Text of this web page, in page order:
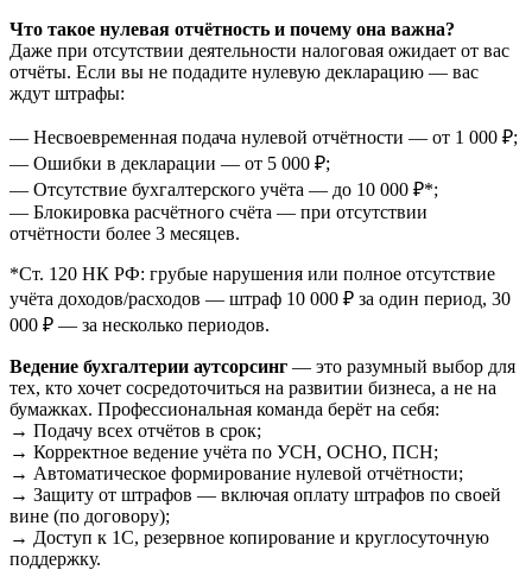
Что такое нулевая отчётность и почему она важна?
Даже при отсутствии деятельности налоговая ожидает от вас
отчёты. Если вы не подадите нулевую декларацию — вас
ждут штрафы:
— Несвоевременная подача нулевой отчётности — от 1 000 ₽;
— Ошибки в декларации — от 5 000 ₽;
— Отсутствие бухгалтерского учёта — до 10 000 ₽*;
— Блокировка расчётного счёта — при отсутствии
отчётности более 3 месяцев.
*Ст. 120 НК РФ: грубые нарушения или полное отсутствие
учёта доходов/расходов — штраф 10 000 ₽ за один период, 30
000 ₽ — за несколько периодов.
Ведение бухгалтерии аутсорсинг — это разумный выбор для
тех, кто хочет сосредоточиться на развитии бизнеса, а не на
бумажках. Профессиональная команда берёт на себя:
→ Подачу всех отчётов в срок;
→ Корректное ведение учёта по УСН, ОСНО, ПСН;
→ Автоматическое формирование нулевой отчётности;
→ Защиту от штрафов — включая оплату штрафов по своей
вине (по договору);
→ Доступ к 1С, резервное копирование и круглосуточную
поддержку.